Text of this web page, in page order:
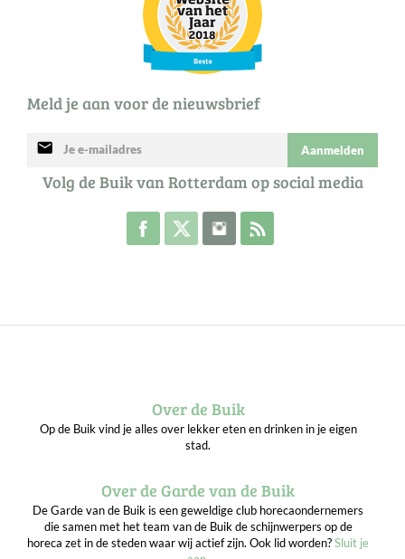
Meld je aan voor de nieuwsbrief
mail Aanmelden
Volg de Buik van Rotterdam op social media
Volg de Buik op Facebook
Volg de Buik op Twitter
Volg de Buik op Instagram
Over de Buik
Op de Buik vind je alles over lekker eten en drinken in je eigen
stad.
Over de Garde van de Buik
De Garde van de Buik is een geweldige club horecaondernemers
die samen met het team van de Buik de schijnwerpers op de
horeca zet in de steden waar wij actief zijn. Ook lid worden?Sluit je